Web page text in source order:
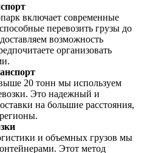
включает современные
перевозить грузы до
возможность
организовать
20 тонн мы используем
Это надежный и
на большие расстояния,
и объемных грузов мы
Этот метод